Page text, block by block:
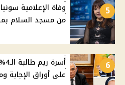
5
وفاة الإعلامية
من مسجد السلام
6
على أوراق الإجابة